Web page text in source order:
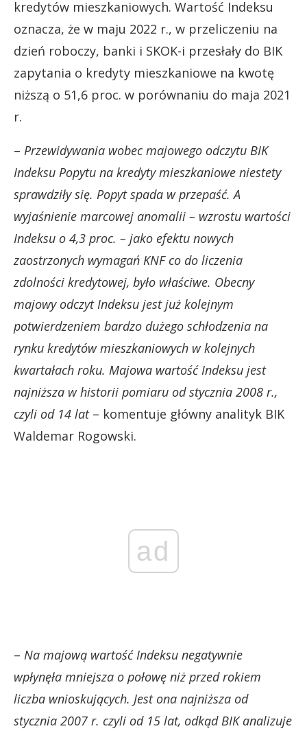
kredytów mieszkaniowych. Wartość Indeksu
oznacza, że w maju 2022 r., w przeliczeniu na
dzień roboczy, banki i SKOK-i przesłały do BIK
zapytania o kredyty mieszkaniowe na kwotę
niższą o 51,6 proc. w porównaniu do maja 2021
r.
– Przewidywania wobec majowego odczytu BIK
Indeksu Popytu na kredyty mieszkaniowe niestety
sprawdziły się. Popyt spada w przepaść. A
wyjaśnienie marcowej anomalii – wzrostu wartości
Indeksu o 4,3 proc. – jako efektu nowych
zaostrzonych wymagań KNF co do liczenia
zdolności kredytowej, było właściwe. Obecny
majowy odczyt Indeksu jest już kolejnym
potwierdzeniem bardzo dużego schłodzenia na
rynku kredytów mieszkaniowych w kolejnych
kwartałach roku. Majowa wartość Indeksu jest
najniższa w historii pomiaru od stycznia 2008 r.,
czyli od 14 lat– komentuje główny analityk BIK
Waldemar Rogowski.
ad
– Na majową wartość Indeksu negatywnie
wpłynęła mniejsza o połowę niż przed rokiem
liczba wnioskujących. Jest ona najniższa od
stycznia 2007 r. czyli od 15 lat, odkąd BIK analizuje